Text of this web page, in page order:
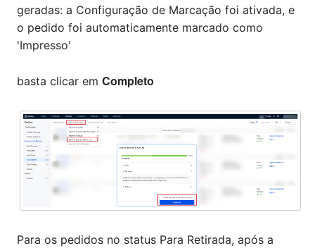
geradas: a Configuração de Marcação foi ativada, e
o pedido foi automaticamente marcado como
'Impresso'
basta clicar em Completo
Para os pedidos no status Para Retirada, ​​após a